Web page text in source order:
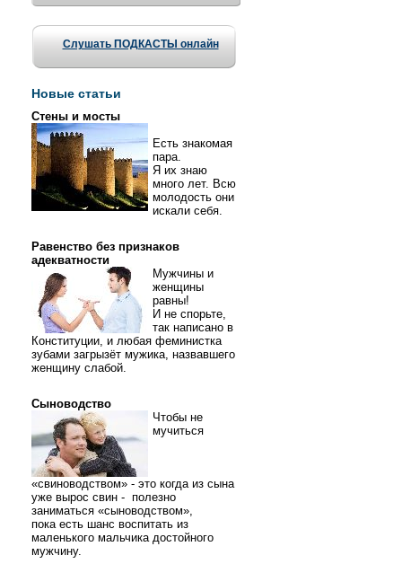
Слушать ПОДКАСТЫ онлайн
Новые статьи
Стены и мосты
Есть знакомая
пара.
Я их знаю
много лет. Всю
молодость они
искали себя.
Равенство без признаков
адекватности
Мужчины и
женщины
равны!
И не спорьте,
так написано в
Конституции, и любая феминистка
зубами загрызёт мужика, назвавшего
женщину слабой.
Сыноводство
Чтобы не
мучиться
«свиноводством» - это когда из сына
уже вырос свин - полезно
заниматься «сыноводством»,
пока есть шанс воспитать из
маленького мальчика достойного
мужчину.